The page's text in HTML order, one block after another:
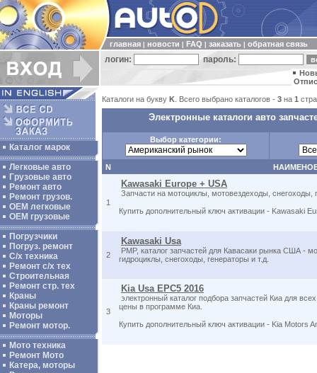
главная новости FAQ заказать обратная связь
логин: пароль:
Каталог марок
Легковые авто
Грузовые авто
Ремонт авто
Ремонт грузов.
ОЕМ легковые
OEM грузовые
Погрузчики
Погруз. ремонт
С/х техника
Ремонт с/х тех
Строительная
Ремонт стр. тех
Краны
Краны ремонт
Моторы
Ремонт мотор.
Мото техника
Ремонт Мото
Катера, моторы
Каталоги на букву K . Всего выбрано каталогов - 3 на 1
Электронные каталоги авто
Выбор категории:
N
1
Kawasaki Europe + USA
Запчасти на мотоциклы, мотовездеходы, снегоходы,
Купить дополнительный ключ активации - Kawasaki
2
Kawasaki Usa
PMP, каталог запчастей для Кавасаки рынка США -
гидроциклы, снегоходы, генераторы и т.д.
3
Kia Usa EPC5 2016
электронный каталог подбора запчастей Киа для
цены в программе Киа.
Купить дополнительный ключ активации - Kia Motors